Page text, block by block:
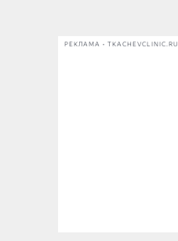
РЕКЛАМА • TKACHEVCLINIC.RU